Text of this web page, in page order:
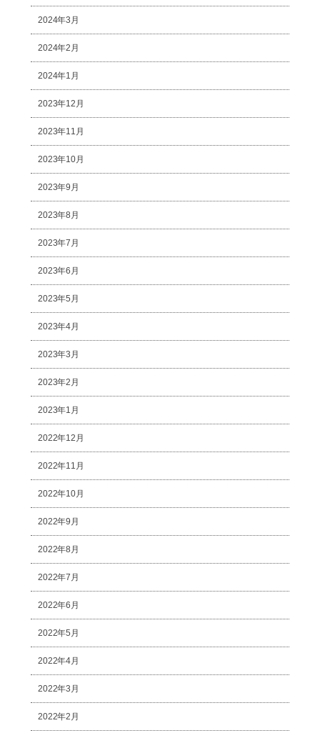
2024年3月
2024年2月
2024年1月
2023年12月
2023年11月
2023年10月
2023年9月
2023年8月
2023年7月
2023年6月
2023年5月
2023年4月
2023年3月
2023年2月
2023年1月
2022年12月
2022年11月
2022年10月
2022年9月
2022年8月
2022年7月
2022年6月
2022年5月
2022年4月
2022年3月
2022年2月